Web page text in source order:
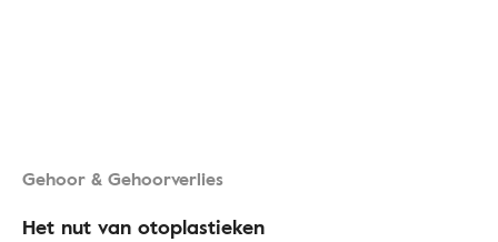
Gehoor & Gehoorverlies
Het nut van otoplastieken